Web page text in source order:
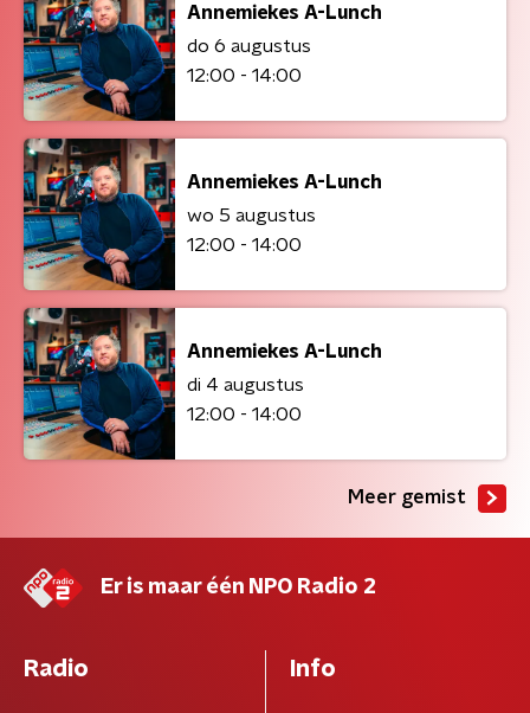
Annemiekes A-Lunch
do 6 augustus
12:00 - 14:00
Annemiekes A-Lunch
wo 5 augustus
12:00 - 14:00
Annemiekes A-Lunch
di 4 augustus
12:00 - 14:00
Meer gemist
Er is maar één NPO Radio 2
Radio Info